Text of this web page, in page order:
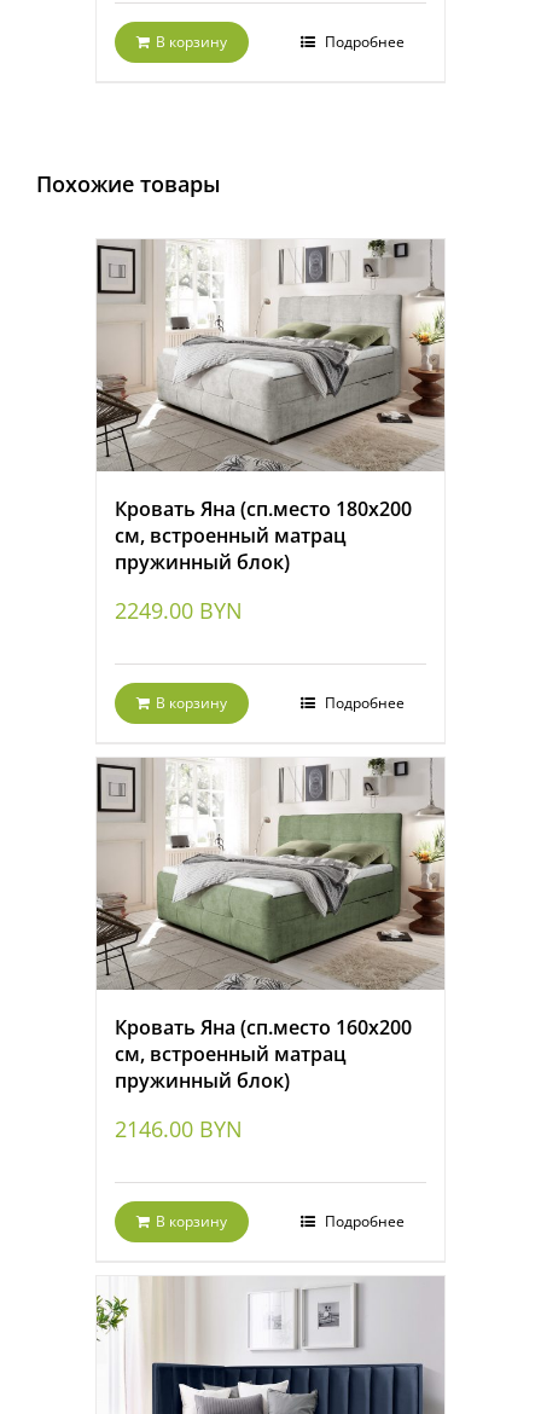
В корзину Подробнее
Похожие товары
Кровать Яна (сп.место 180х200
см, встроенный матрац
пружинный блок)
2249.00 BYN
В корзину Подробнее
Кровать Яна (сп.место 160х200
см, встроенный матрац
пружинный блок)
2146.00 BYN
В корзину Подробнее